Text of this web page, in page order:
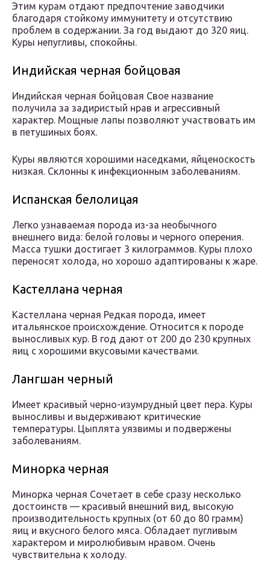
Этим курам отдают предпочтение заводчики
благодаря стойкому иммунитету и отсутствию
проблем в содержании. За год выдают до 320 яиц.
Куры непугливы, спокойны.
Индийская черная бойцовая
Индийская черная бойцовая Свое название
получила за задиристый нрав и агрессивный
характер. Мощные лапы позволяют участвовать им
в петушиных боях.
Куры являются хорошими наседками, яйценоскость
низкая. Склонны к инфекционным заболеваниям.
Испанская белолицая
Легко узнаваемая порода из-за необычного
внешнего вида: белой головы и черного оперения.
Масса тушки достигает 3 килограммов. Куры плохо
переносят холода, но хорошо адаптированы к жаре.
Кастеллана черная
Кастеллана черная Редкая порода, имеет
итальянское происхождение. Относится к породе
выносливых кур. В год дают от 200 до 230 крупных
яиц с хорошими вкусовыми качествами.
Лангшан черный
Имеет красивый черно-изумрудный цвет пера. Куры
выносливы и выдерживают критические
температуры. Цыплята уязвимы и подвержены
заболеваниям.
Минорка черная
Минорка черная Сочетает в себе сразу несколько
достоинств — красивый внешний вид, высокую
производительность крупных (от 60 до 80 грамм)
яиц и вкусного белого мяса. Обладает пугливым
характером и миролюбивым нравом. Очень
чувствительна к холоду.